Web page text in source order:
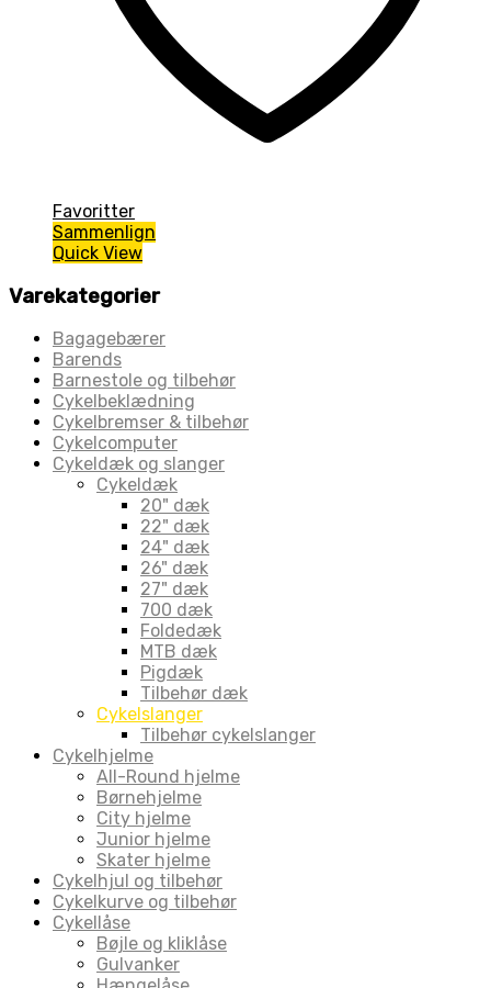
Favoritter
Sammenlign
Quick View
Varekategorier
Bagagebærer
Barends
Barnestole og tilbehør
Cykelbeklædning
Cykelbremser & tilbehør
Cykelcomputer
Cykeldæk og slanger
Cykeldæk
20" dæk
22" dæk
24" dæk
26" dæk
27" dæk
700 dæk
Foldedæk
MTB dæk
Pigdæk
Tilbehør dæk
Cykelslanger
Tilbehør cykelslanger
Cykelhjelme
All-Round hjelme
Børnehjelme
City hjelme
Junior hjelme
Skater hjelme
Cykelhjul og tilbehør
Cykelkurve og tilbehør
Cykellåse
Bøjle og kliklåse
Gulvanker